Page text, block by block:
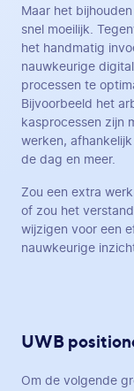
Maar het
snel moeilijk.
het handmatig
nauwkeurige
processen te
Bijvoorbeeld het
kasprocessen zijn
werken,
de dag en meer.
Zou een extra
of zou het
wijzigen voor een
nauwkeurige
UWB
Om de volgende